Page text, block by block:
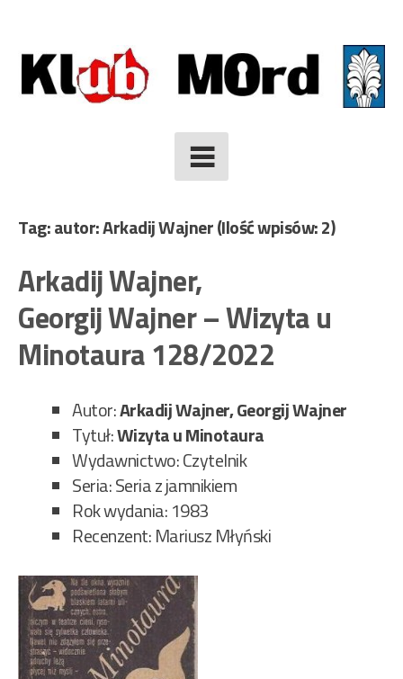
to
content
Tag: autor: Arkadij Wajner(Ilość wpisów: 2)
Arkadij Wajner,
Georgij Wajner – Wizyta u
Minotaura 128/2022
Autor:Arkadij Wajner, Georgij Wajner
Tytuł:Wizyta u Minotaura
Wydawnictwo: Czytelnik
Seria: Seria z jamnikiem
Rok wydania: 1983
Recenzent: Mariusz Młyński